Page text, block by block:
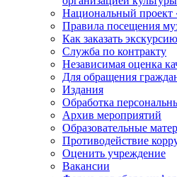
Национальный проект
Правила посещения
Как заказать экскурсию
Служба по контракту
Независимая оценка
Для обращения
Издания
Обработка
Архив мероприятий
Образовательные
Противодействие
Оценить учреждение
Вакансии